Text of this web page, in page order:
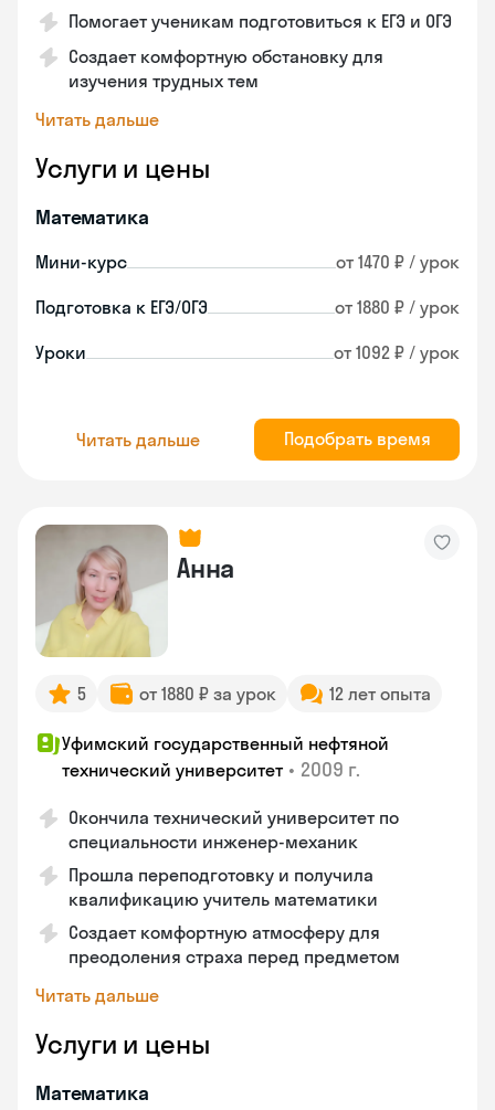
Помогает ученикам подготовиться к ЕГЭ и ОГЭ
Создает комфортную обстановку для
изучения трудных тем
Читать дальше
Услуги и цены
Математика
Мини-курс от 1470 ₽ / урок
Подготовка к ЕГЭ/ОГЭ от 1880 ₽ / урок
Уроки от 1092 ₽ / урок
Читать дальше Подобрать время
Анна
5 от 1880 ₽ за урок 12 лет опыта
Уфимский государственный нефтяной
технический университет • 2009 г.
Окончила технический университет по
специальности инженер-механик
Прошла переподготовку и получила
квалификацию учитель математики
Создает комфортную атмосферу для
преодоления страха перед предметом
Читать дальше
Услуги и цены
Математика